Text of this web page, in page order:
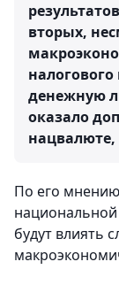
вторых,
денежную
оказало
нацвалюте,
По его
будут влиять